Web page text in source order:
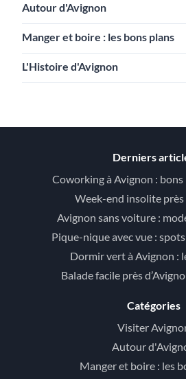
Autour d'Avignon
Manger et boire : les bons plans
L'Histoire d'Avignon
Derniers
Coworking à Avignon : bons
Week-end insolite près
Avignon sans voiture :
Pique-nique avec vue :
Dormir vert à Avignon :
Balade facile près
Catégories
Visiter
Autour
Manger et boire : les